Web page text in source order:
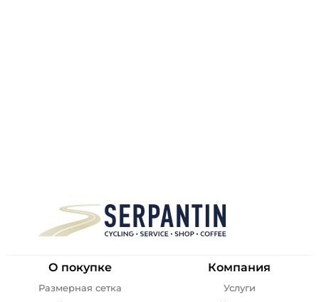
О покупке
Размерная сетка
Компания
Услуги